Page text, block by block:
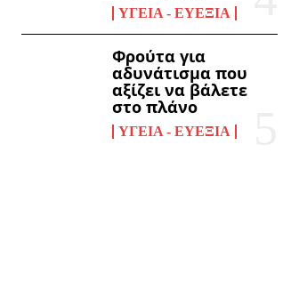
ΥΓΕΊΑ - ΕΥΕΞΊΑ
Φρούτα για
αδυνάτισμα που
αξίζει να βάλετε
στο πλάνο
ΥΓΕΊΑ - ΕΥΕΞΊΑ